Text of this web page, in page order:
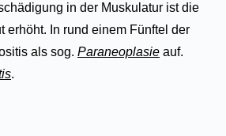
in der Muskulatur ist die
erhöht. In rund einem Fünftel der
als sog. Paraneoplasie auf.
.